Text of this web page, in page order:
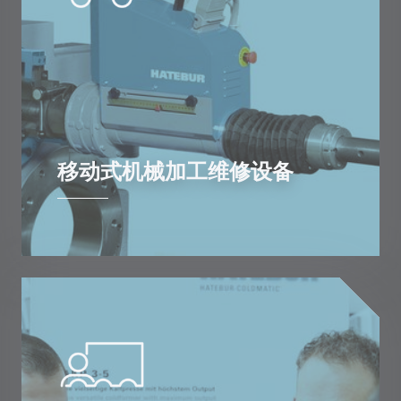
移动式机械加工维修设备